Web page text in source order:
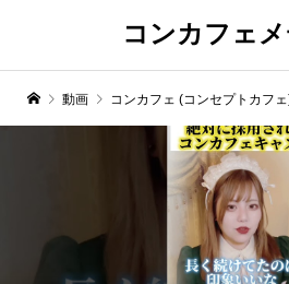
コンカフェ
動画 コンカフェ (コンセプトカフ